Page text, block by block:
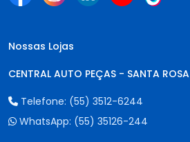
Nossas Lojas
CENTRAL AUTO PEÇAS - SANTA ROSA
Telefone: (55) 3512-6244
WhatsApp: (55) 35126-244